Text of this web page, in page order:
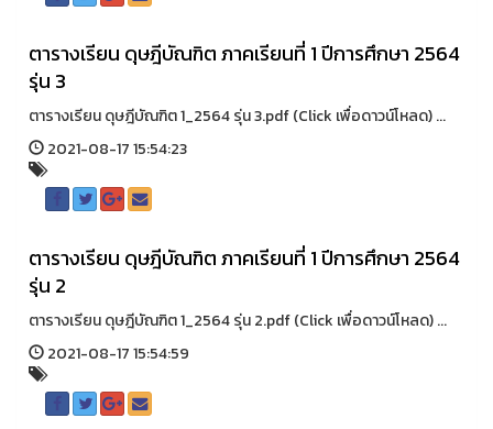
ตารางเรียน ดุษฎีบัณฑิต ภาคเรียนที่ 1 ปีการศึกษา 2564
รุ่น 3
ตารางเรียน ดุษฎีบัณฑิต 1_2564 รุ่น 3.pdf (Click เพื่อดาวน์โหลด) ...
2021-08-17 15:54:23
ตารางเรียน ดุษฎีบัณฑิต ภาคเรียนที่ 1 ปีการศึกษา 2564
รุ่น 2
ตารางเรียน ดุษฎีบัณฑิต 1_2564 รุ่น 2.pdf (Click เพื่อดาวน์โหลด) ...
2021-08-17 15:54:59